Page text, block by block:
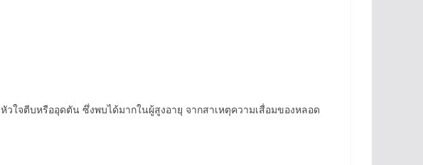
ใจตีบหรืออุดตัน ซึ่งพบได้มากในผู้สูงอายุ จากสาเหตุความเสื่อมของหลอด